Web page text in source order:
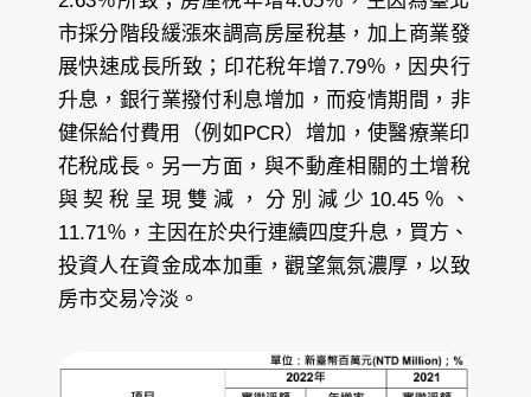
市採分階段緩漲來調高房屋稅基，加上商業發
展快速成長所致；印花稅年增7.79％，因央行
升息，銀行業撥付利息增加，而疫情期間，非
健保給付費用（例如PCR）增加，使醫療業印
花稅成長。另一方面，與不動產相關的土增稅
與契稅呈現雙減，分別減少10.45％、
11.71％，主因在於央行連續四度升息，買方、
投資人在資金成本加重，觀望氣氛濃厚，以致
房市交易冷淡。